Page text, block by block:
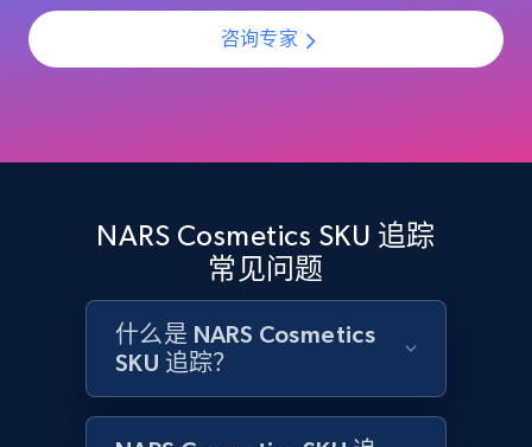
more.
Amazon products by seller URL
Title, Seller name, Brand, Description, Initial
price, Currency, Availability, Reviews count, and
more.
2.1K+ 375+
咨询专家
NARS Cosmetics SKU 追踪
常见问题
什么是 NARS Cosmetics
SKU 追踪？